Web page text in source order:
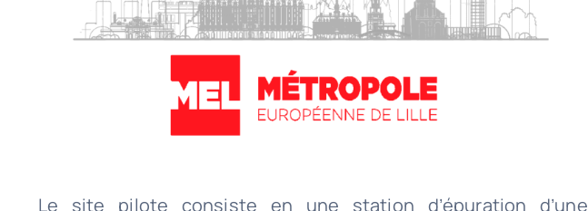
Le site pilote consiste en une station d’épuration d’une